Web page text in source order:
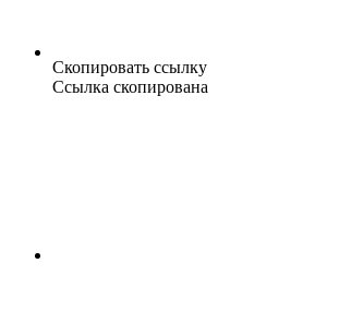
Скопировать ссылку
Ссылка скопирована